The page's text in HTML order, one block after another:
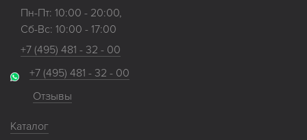
Пн-Пт: 10:00 - 20:00,
Сб-Вс: 10:00 - 17:00
+7 (495) 481 - 32 - 00
+7 (495) 481 - 32 - 00
Отзывы
Каталог